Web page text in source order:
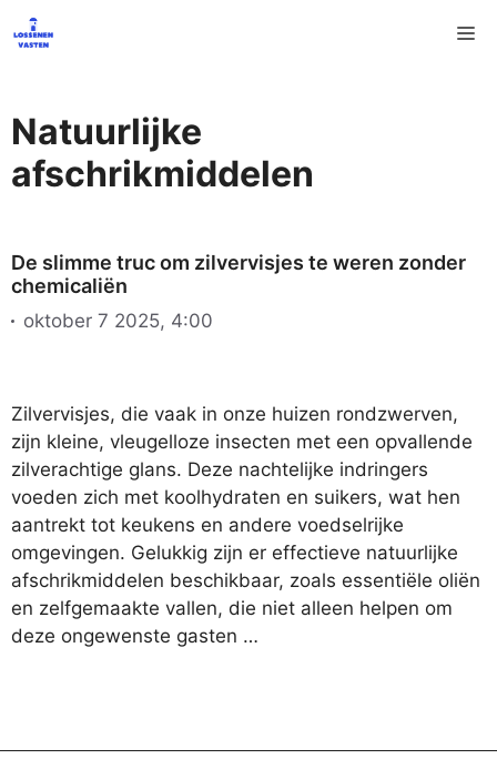
naar
Natuurlijke
afschrikmiddelen
De slimme truc om zilvervisjes te weren zonder
chemicaliën
oktober 7 2025, 4:00
Zilvervisjes, die vaak in onze huizen rondzwerven,
zijn kleine, vleugelloze insecten met een opvallende
zilverachtige glans. Deze nachtelijke indringers
voeden zich met koolhydraten en suikers, wat hen
aantrekt tot keukens en andere voedselrijke
omgevingen. Gelukkig zijn er effectieve natuurlijke
afschrikmiddelen beschikbaar, zoals essentiële oliën
en zelfgemaakte vallen, die niet alleen helpen om
deze ongewenste gasten …